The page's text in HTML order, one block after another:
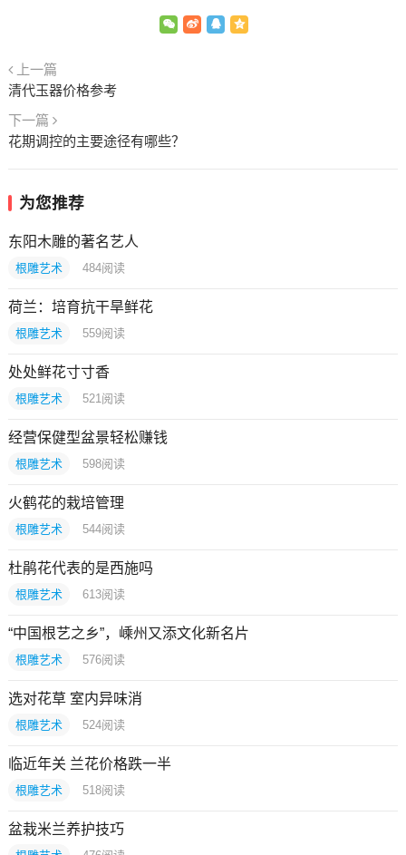
上一篇
清代玉器价格参考
下一篇
花期调控的主要途径有哪些？
为您推荐
东阳木雕的著名艺人
根雕艺术 484阅读
荷兰：培育抗干旱鲜花
根雕艺术 559阅读
处处鲜花寸寸香
根雕艺术 521 阅读
经营保健型盆景轻松赚钱
根雕艺术 598阅读
火鹤花的栽培管理
根雕艺术 544阅读
杜鹃花代表的是西施吗
根雕艺术 613阅读
“中国根艺之乡”，嵊州又添文化新名片
根雕艺术 576阅读
选对花草 室内异味消
根雕艺术 524阅读
临近年关 兰花价格跌一半
根雕艺术 518阅读
盆栽米兰养护技巧